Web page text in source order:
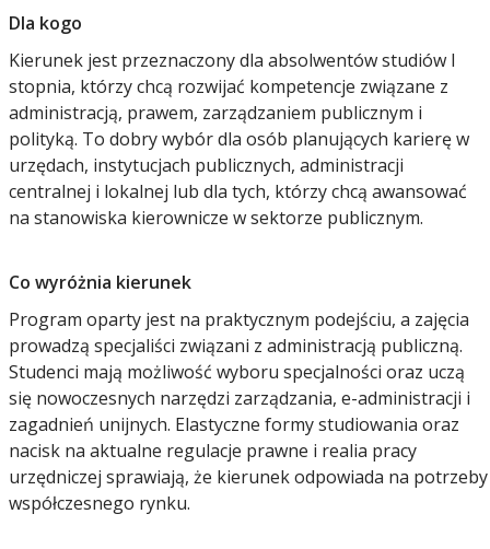
Dla kogo
Kierunek jest przeznaczony dla absolwentów studiów I
stopnia, którzy chcą rozwijać kompetencje związane z
administracją, prawem, zarządzaniem publicznym i
polityką. To dobry wybór dla osób planujących karierę w
urzędach, instytucjach publicznych, administracji
centralnej i lokalnej lub dla tych, którzy chcą awansować
na stanowiska kierownicze w sektorze publicznym.
Co wyróżnia kierunek
Program oparty jest na praktycznym podejściu, a zajęcia
prowadzą specjaliści związani z administracją publiczną.
Studenci mają możliwość wyboru specjalności oraz uczą
się nowoczesnych narzędzi zarządzania, e-administracji i
zagadnień unijnych. Elastyczne formy studiowania oraz
nacisk na aktualne regulacje prawne i realia pracy
urzędniczej sprawiają, że kierunek odpowiada na potrzeby
współczesnego rynku.